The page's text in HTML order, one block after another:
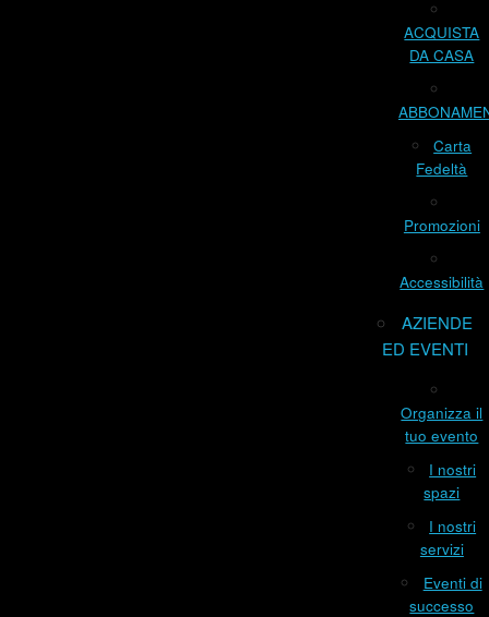
ACQUISTA
DA CASA
Carta
Fedeltà
Promozioni
Accessibilità
AZIENDE
ED EVENTI
Organizza il
tuo evento
I nostri
spazi
I nostri
servizi
Eventi di
successo